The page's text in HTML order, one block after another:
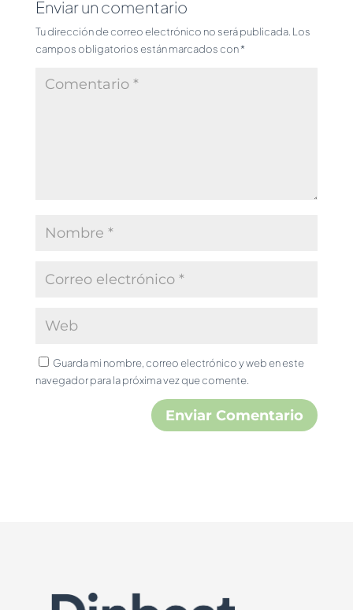
Enviar un comentario
Tu dirección de correo electrónico no será publicada. Los
campos obligatorios están marcados con*
Guarda mi nombre, correo electrónico y web en este
navegador para la próxima vez que comente.